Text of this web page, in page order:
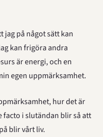
jag på något sätt kan
kan frigöra andra
är energi, och en
egen uppmärksamhet.
hur det är
facto i slutändan blir så att
blir vårt liv.